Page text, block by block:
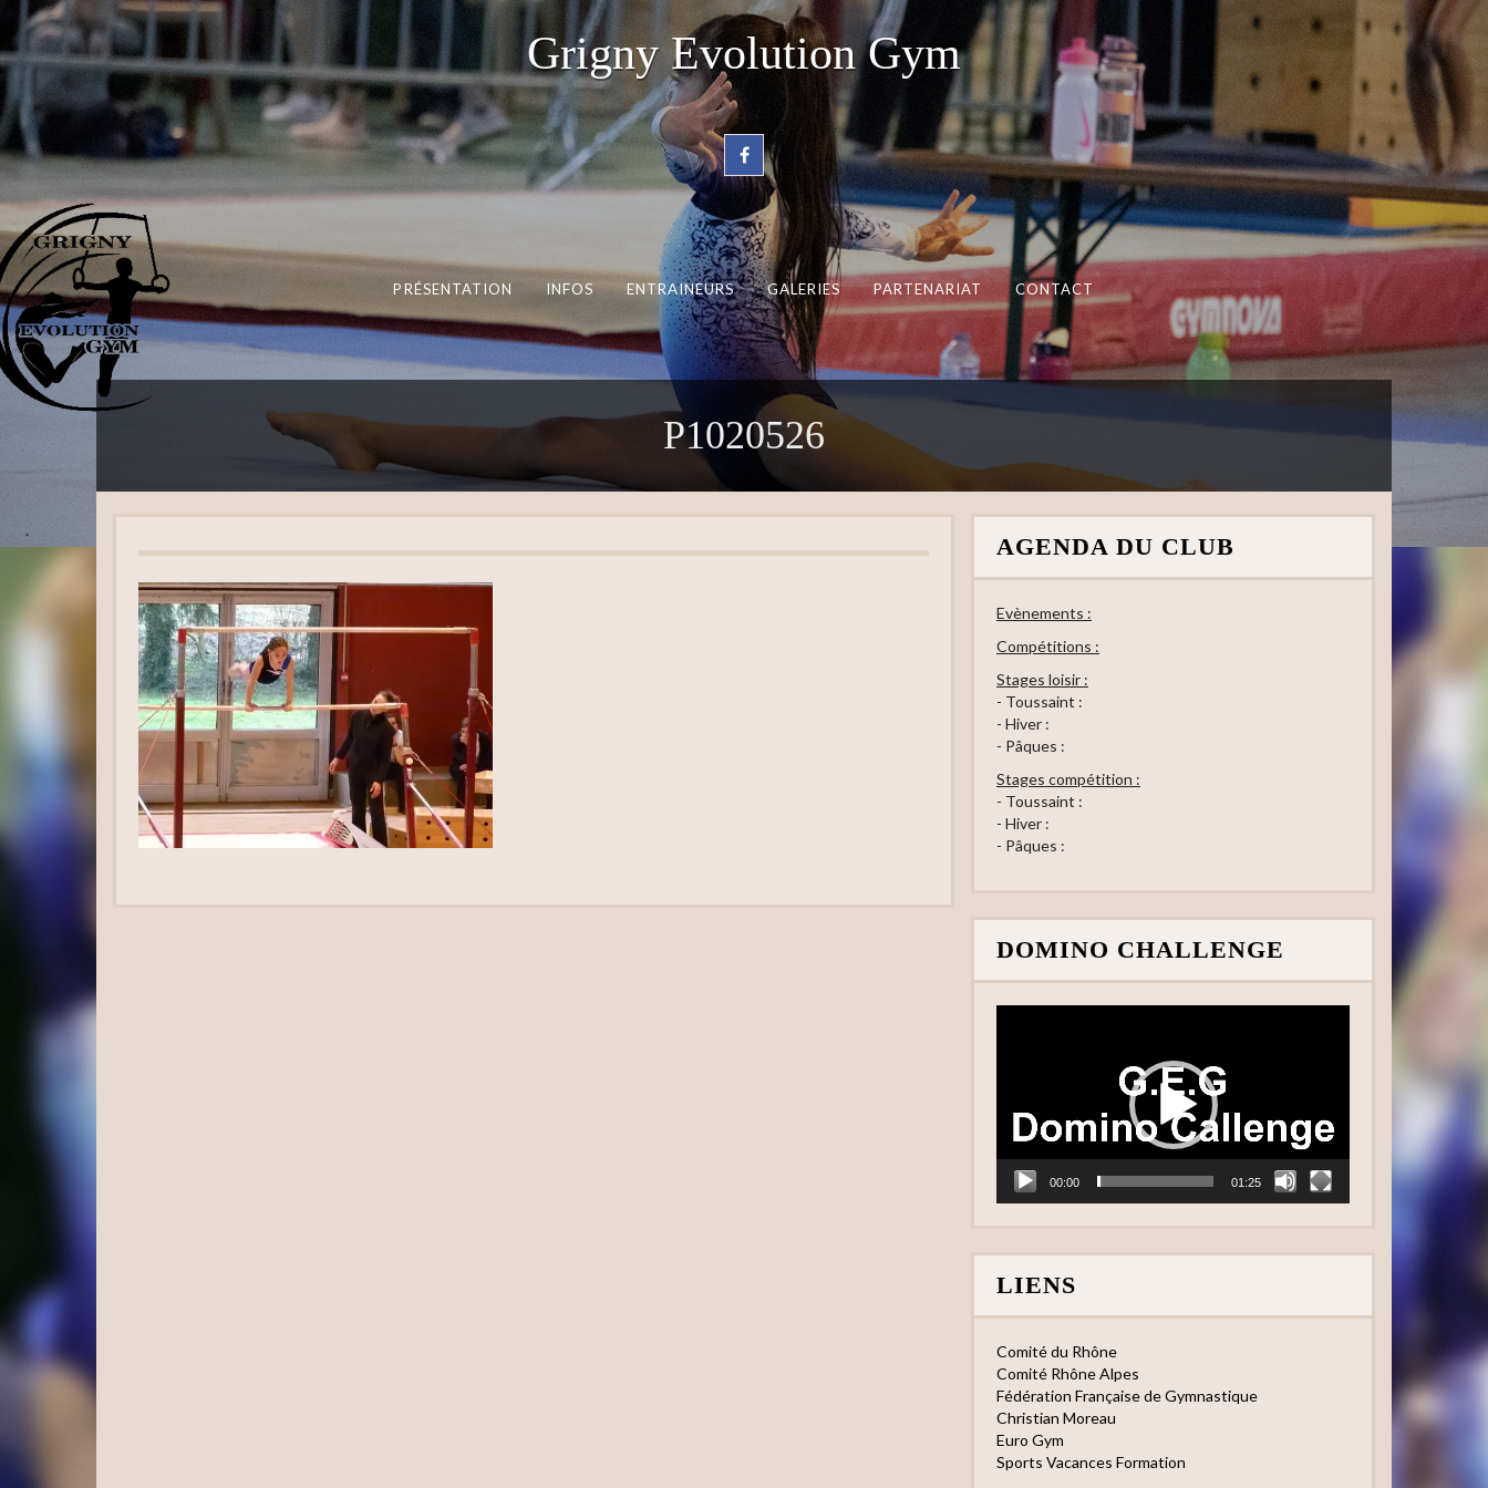
Grigny Evolution Gym
PRÉSENTATION INFOS ENTRAINEURS GALERIES PARTENARIAT CONTACT
P1020526
AGENDA DU CLUB
Evènements :
Compétitions :
Stages loisir :
- Toussaint :
- Hiver :
- Pâques :
Stages compétition :
- Toussaint :
- Hiver :
- Pâques :
DOMINO CHALLENGE
00:00 01:25
LIENS
Comité du Rhône
Comité Rhône Alpes
Fédération Française de Gymnastique
Christian Moreau
Euro Gym
Sports Vacances Formation